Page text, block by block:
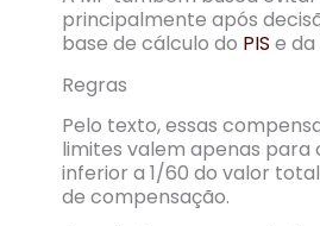
principalmente após
base de cálculo do PIS e
Regras
Pelo texto, essas
limites valem apenas para
inferior a 1/60 do valor
de compensação.